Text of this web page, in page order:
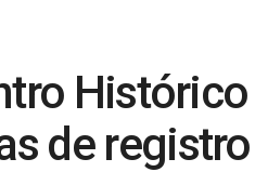
Histórico
de registro